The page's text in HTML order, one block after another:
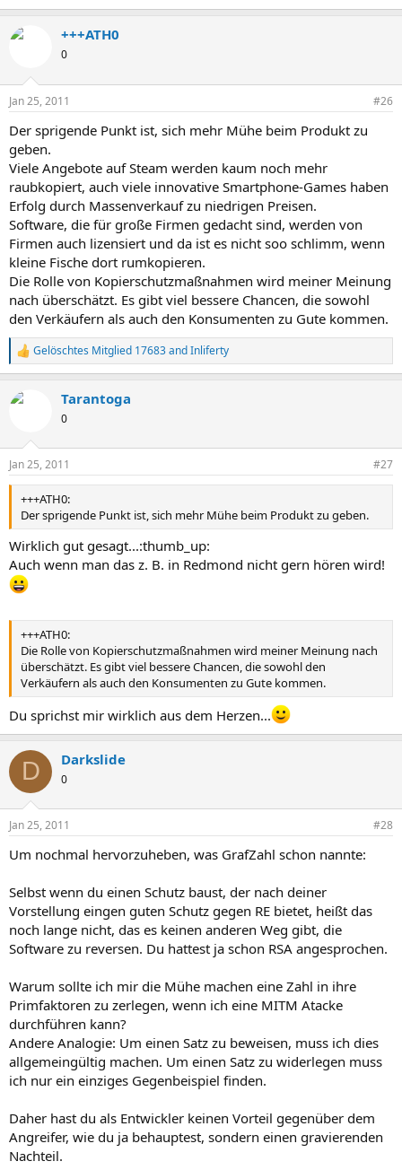
+++ATH0
0
Jan 25, 2011 #26
Der sprigende Punkt ist, sich mehr Mühe beim Produkt zu
geben.
Viele Angebote auf Steam werden kaum noch mehr
raubkopiert, auch viele innovative Smartphone-Games haben
Erfolg durch Massenverkauf zu niedrigen Preisen.
Software, die für große Firmen gedacht sind, werden von
Firmen auch lizensiert und da ist es nicht soo schlimm, wenn
kleine Fische dort rumkopieren.
Die Rolle von Kopierschutzmaßnahmen wird meiner Meinung
nach überschätzt. Es gibt viel bessere Chancen, die sowohl
den Verkäufern als auch den Konsumenten zu Gute kommen.
R
e
c
s
:
Gelöschtes Mitglied 17683andInliferty
Tarantoga
0
Jan 25, 2011 #27
+++ATH0:
Der sprigende Punkt ist, sich mehr Mühe beim Produkt zu geben.
Wirklich gut gesagt...:thumb_up:
Auch wenn man das z. B. in Redmond nicht gern hören wird!
+++ATH0:
Die Rolle von Kopierschutzmaßnahmen wird meiner Meinung nach
überschätzt. Es gibt viel bessere Chancen, die sowohl den
Verkäufern als auch den Konsumenten zu Gute kommen.
Du sprichst mir wirklich aus dem Herzen...
D Darkslide
0
Jan 25, 2011 #28
Um nochmal hervorzuheben, was GrafZahl schon nannte:
Selbst wenn du einen Schutz baust, der nach deiner
Vorstellung eingen guten Schutz gegen RE bietet, heißt das
noch lange nicht, das es keinen anderen Weg gibt, die
Software zu reversen. Du hattest ja schon RSA angesprochen.
Warum sollte ich mir die Mühe machen eine Zahl in ihre
Primfaktoren zu zerlegen, wenn ich eine MITM Atacke
durchführen kann?
Andere Analogie: Um einen Satz zu beweisen, muss ich dies
allgemeingültig machen. Um einen Satz zu widerlegen muss
ich nur ein einziges Gegenbeispiel finden.
Daher hast du als Entwickler keinen Vorteil gegenüber dem
Angreifer, wie du ja behauptest, sondern einen gravierenden
Nachteil.